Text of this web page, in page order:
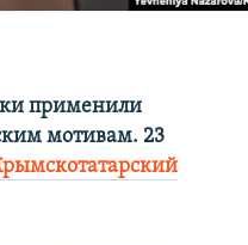
применили
мотивам. 23